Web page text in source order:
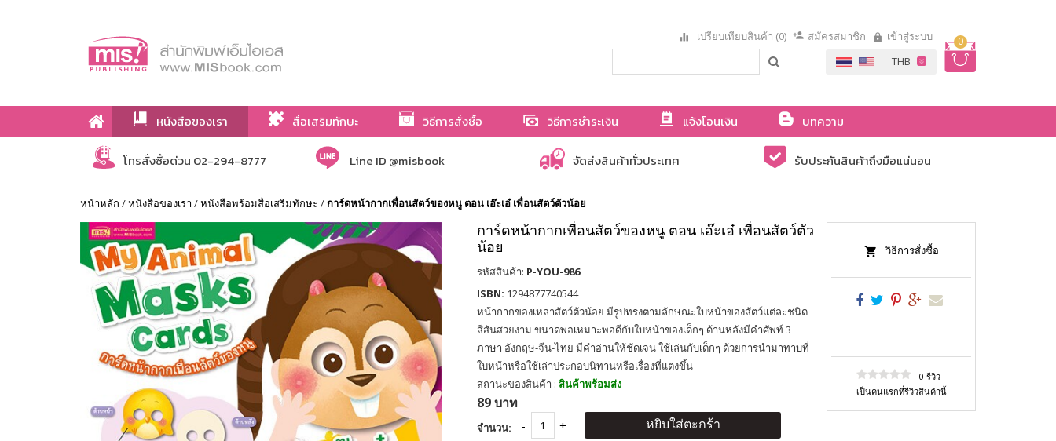
0
เปรียบเทียบสินค้า (0) สมัครสมาชิก เข้าสู่ระบบ
หนังสือของเรา สื่อเสริมทักษะ วิธีการสั่งซื้อ วิธีการชำระเงิน แจ้งโอนเงิน
บทความ
เกี่ยวกับเรา
โทรสั่งซื้อด่วน 02-294-8777 Line ID @misbook จัดส่งสินค้าทั่วประเทศ รับประกันสินค้าถึงมือแน่นอน
หน้าหลัก /หนังสือของเรา /หนังสือพร้อมสื่อเสริมทักษะ /การ์ดหน้ากากเพื่อนสัตว์ของหนู ตอน เอ๊ะเอ๋ เพื่อนสัตว์ตัวน้อย
การ์ดหน้ากากเพื่อนสัตว์ของหนู ตอน เอ๊ะเอ๋ เพื่อนสัตว์ตัว
น้อย
รหัสสินค้า: P-YOU-986
ISBN: 1294877740544
หน้ากากของเหล่าสัตว์ตัวน้อย มีรูปทรงตามลักษณะใบหน้าของสัตว์แต่ละชนิด
สีสันสวยงาม ขนาดพอเหมาะพอดีกับใบหน้าของเด็กๆ ด้านหลังมีคำศัพท์ 3
ภาษา อังกฤษ-จีน-ไทย มีคำอ่านให้ชัดเจน ใช้เล่นกับเด็กๆ ด้วยการนำมาทาบที่
ใบหน้าหรือใช้เล่าประกอบนิทานหรือเรื่องที่แต่งขึ้น
สถานะของสินค้า : สินค้าพร้อมส่ง
89 บาท
จำนวน: หยิบใส่ตะกร้า
วิธีการสั่งซื้อ
0 รีวิว
เป็นคนแรกที่รีวิวสินค้านี้